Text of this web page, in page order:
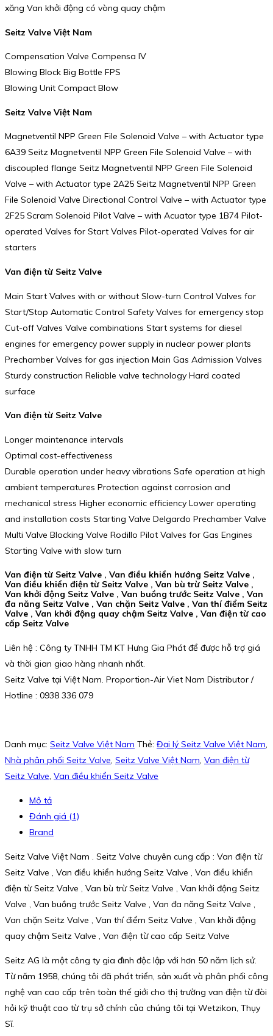
xăng Van khởi động có vòng quay chậm
Seitz Valve Việt Nam
Compensation Valve Compensa IV
Blowing Block Big Bottle FPS
Blowing Unit Compact Blow
Seitz Valve Việt Nam
Magnetventil NPP Green File Solenoid Valve – with Actuator type
6A39 Seitz Magnetventil NPP Green File Solenoid Valve – with
discoupled flange Seitz Magnetventil NPP Green File Solenoid
Valve – with Actuator type 2A25 Seitz Magnetventil NPP Green
File Solenoid Valve Directional Control Valve – with Actuator type
2F25 Scram Solenoid Pilot Valve – with Acuator type 1B74 Pilot-
operated Valves for Start Valves Pilot-operated Valves for air
starters
Van điện từ Seitz Valve
Main Start Valves with or without Slow-turn Control Valves for
Start/Stop Automatic Control Safety Valves for emergency stop
Cut-off Valves Valve combinations Start systems for diesel
engines for emergency power supply in nuclear power plants
Prechamber Valves for gas injection Main Gas Admission Valves
Sturdy construction Reliable valve technology Hard coated
surface
Van điện từ Seitz Valve
Longer maintenance intervals
Optimal cost-effectiveness
Durable operation under heavy vibrations Safe operation at high
ambient temperatures Protection against corrosion and
mechanical stress Higher economic efficiency Lower operating
and installation costs Starting Valve Delgardo Prechamber Valve
Multi Valve Blocking Valve Rodillo Pilot Valves for Gas Engines
Starting Valve with slow turn
Van điện từ Seitz Valve , Van điều khiển hướng Seitz Valve ,
Van điều khiển điện từ Seitz Valve , Van bù trừ Seitz Valve ,
Van khởi động Seitz Valve , Van buồng trước Seitz Valve , Van
đa năng Seitz Valve , Van chặn Seitz Valve , Van thí điểm Seitz
Valve , Van khởi động quay chậm Seitz Valve , Van điện từ cao
cấp Seitz Valve
Liên hệ : Công ty TNHH TM KT Hưng Gia Phát để được hỗ trợ giá
và thời gian giao hàng nhanh nhất.
Seitz Valve tại Việt Nam. Proportion-Air Viet Nam Distributor /
Hotline : 0938 336 079
Danh mục: Seitz Valve Việt Nam Thẻ: Đại lý Seitz Valve Việt Nam,
Nhà phân phối Seitz Valve, Seitz Valve Việt Nam, Van điện từ
Seitz Valve, Van điều khiển Seitz Valve
Mô tả
Đánh giá (1)
Brand
Seitz Valve Việt Nam . Seitz Valve chuyên cung cấp : Van điện từ
Seitz Valve , Van điều khiển hướng Seitz Valve , Van điều khiển
điện từ Seitz Valve , Van bù trừ Seitz Valve , Van khởi động Seitz
Valve , Van buồng trước Seitz Valve , Van đa năng Seitz Valve ,
Van chặn Seitz Valve , Van thí điểm Seitz Valve , Van khởi động
quay chậm Seitz Valve , Van điện từ cao cấp Seitz Valve
Seitz AG là một công ty gia đình độc lập với hơn 50 năm lịch sử.
Từ năm 1958, chúng tôi đã phát triển, sản xuất và phân phối công
nghệ van cao cấp trên toàn thế giới cho thị trường van điện từ đòi
hỏi kỹ thuật cao từ trụ sở chính của chúng tôi tại Wetzikon, Thụy
Sĩ.